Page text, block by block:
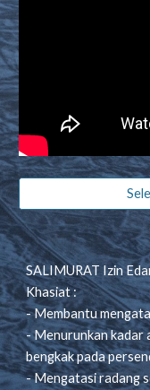
SALIMURAT Izin
Khasiat :
- Membantu
- Menurunkan kadar
bengkak pada
- Mengatasi radang